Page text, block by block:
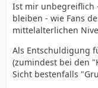
Ist mir unbegreiflich
bleiben - wie Fans
mittelalterlichen
Als Entschuldigung
(zumindest bei den
Sicht bestenfalls